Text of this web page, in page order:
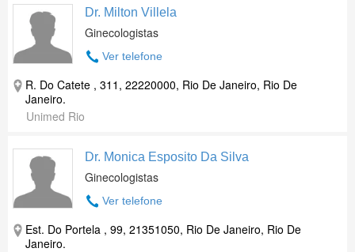
Dr. Milton Villela
Ginecologistas
Ver telefone
R. Do Catete , 311, 22220000, Rio De Janeiro, Rio De
Janeiro.
Unimed Rio
Dr. Monica Esposito Da Silva
Ginecologistas
Ver telefone
Est. Do Portela , 99, 21351050, Rio De Janeiro, Rio De
Janeiro.